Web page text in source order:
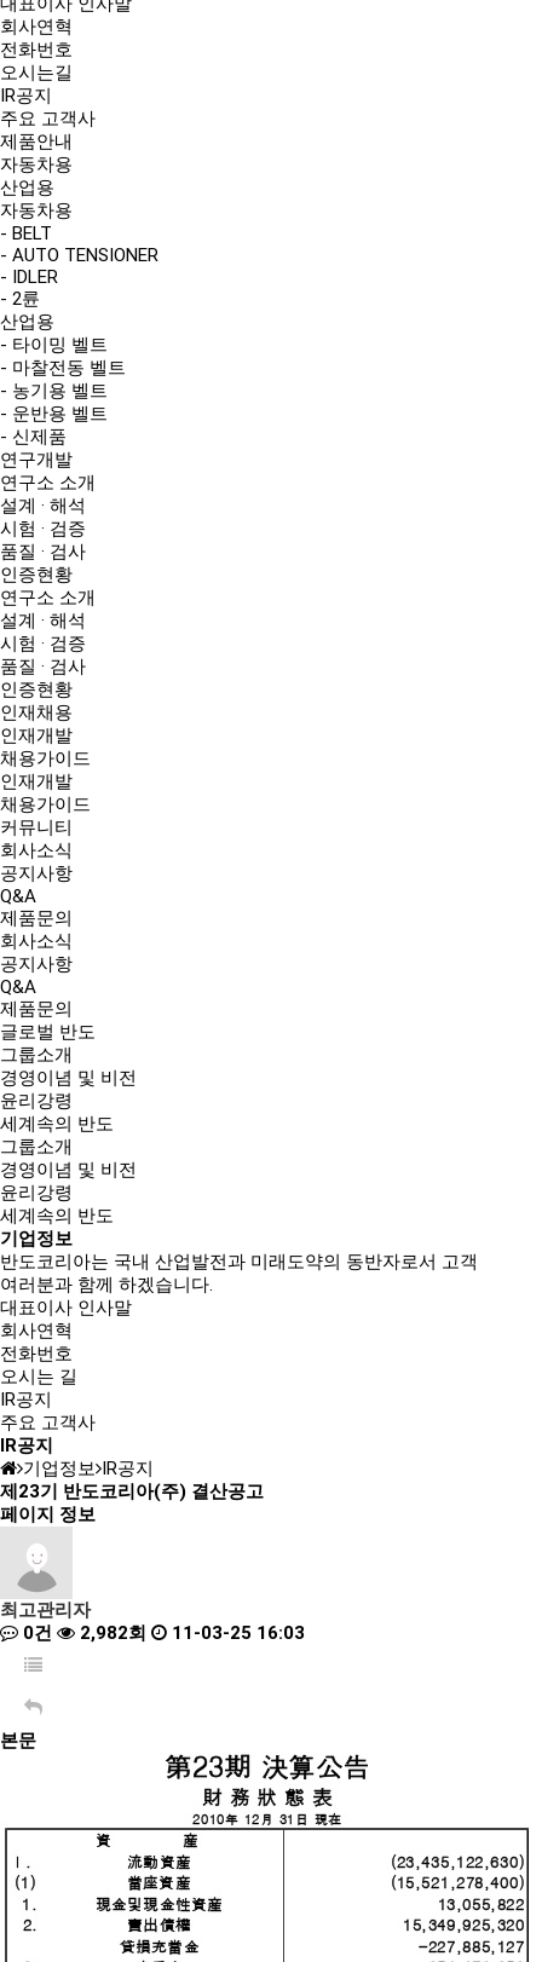
회사연혁
전화번호
오시는길
IR공지
주요 고객사
제품안내
자동차용
산업용
자동차용
- BELT
- AUTO TENSIONER
- IDLER
- 2륜
산업용
- 타이밍 벨트
- 마찰전동 벨트
- 농기용 벨트
- 운반용 벨트
- 신제품
연구개발
연구소 소개
설계 · 해석
시험 · 검증
품질 · 검사
인증현황
연구소 소개
설계 · 해석
시험 · 검증
품질 · 검사
인증현황
인재채용
인재개발
채용가이드
인재개발
채용가이드
커뮤니티
회사소식
공지사항
Q&A
제품문의
회사소식
공지사항
Q&A
제품문의
글로벌 반도
그룹소개
경영이념 및 비전
윤리강령
세계속의 반도
그룹소개
경영이념 및 비전
윤리강령
세계속의 반도
기업정보
반도코리아는 국내 산업발전과 미래도약의 동반자로서 고객
여러분과 함께 하겠습니다.
대표이사 인사말
회사연혁
전화번호
오시는 길
IR공지
주요 고객사
IR공지
기업정보 IR공지
제23기 반도코리아(주) 결산공고
페이지 정보
최고관리자
0건
2,982회 11-03-25 16:03
본문